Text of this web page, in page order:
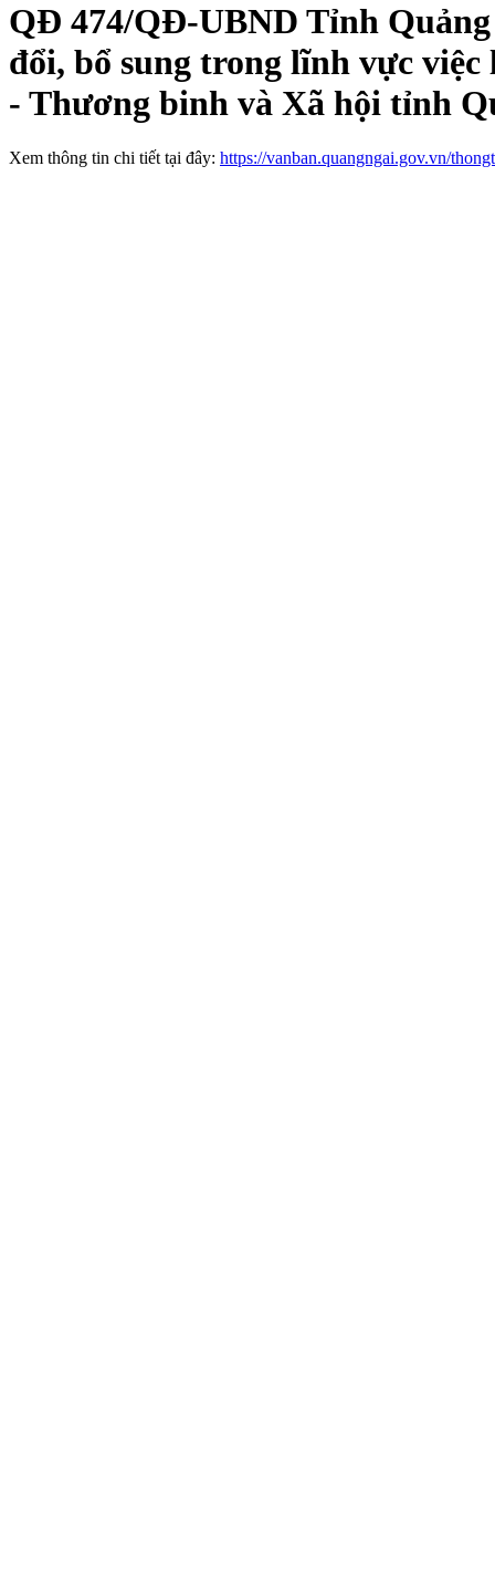
QĐ 474/QĐ-UBND Tỉnh
đổi, bổ sung trong lĩnh vực
- Thương binh và Xã hội tỉnh
Xem thông tin chi tiết tại đây: https://vanban.quangngai.gov.vn/